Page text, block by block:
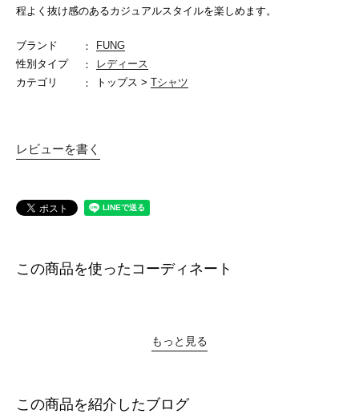
程よく抜け感のあるカジュアルスタイルを楽しめます。
ブランド
FUNG
性別タイプ
レディース
カテゴリ
トップス > Tシャツ
レビューを書く
この商品を使ったコーディネート
もっと見る
この商品を紹介したブログ